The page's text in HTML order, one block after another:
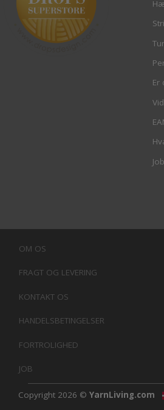
Er
OM OS
FRAGT OG LEVERING
KONTAKT OS
HANDELSBETINGELSER
FORTROLIGHED
JOB
Copyright 2026 © YarnLiving.com